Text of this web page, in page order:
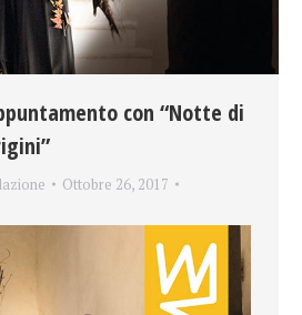
con “Notte di
Ottobre 26, 2017